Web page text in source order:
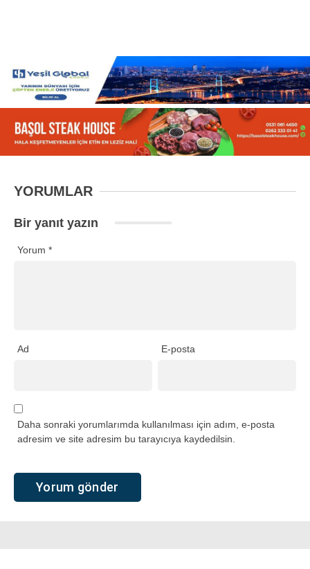
YORUMLAR
Bir yanıt yazın
Yorum *
Ad E-posta
Daha sonraki yorumlarımda kullanılması için adım, e-posta
adresim ve site adresim bu tarayıcıya kaydedilsin.